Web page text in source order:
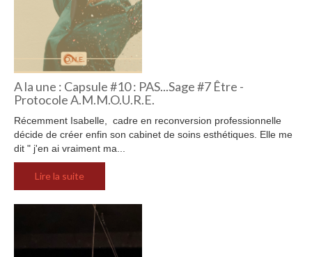
A la une : Capsule #10 : PAS...Sage #7 Être -
Protocole A.M.M.O.U.R.E.
Récemment Isabelle, cadre en reconversion professionnelle
décide de créer enfin son cabinet de soins esthétiques. Elle me
dit " j'en ai vraiment ma...
Lire la suite